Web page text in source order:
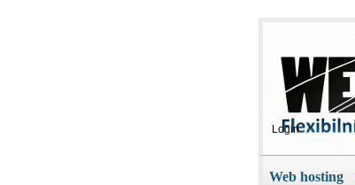
Login
Web hosting